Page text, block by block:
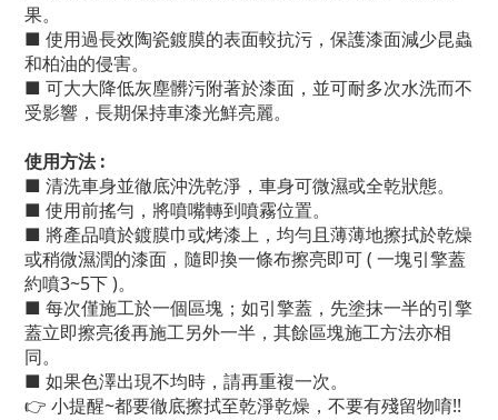
果。
■ 使用過長效陶瓷鍍膜的表面較抗污，保護漆面減少昆蟲
和柏油的侵害。
■ 可大大降低灰塵髒污附著於漆面，並可耐多次水洗而不
受影響，長期保持車漆光鮮亮麗。
使用方法 :
■ 清洗車身並徹底沖洗乾淨，車身可微濕或全乾狀態。
■ 使用前搖勻，將噴嘴轉到噴霧位置。
■ 將產品噴於鍍膜巾或烤漆上，均勻且薄薄地擦拭於乾燥
或稍微濕潤的漆面，隨即換一條布擦亮即可 ( 一塊引擎蓋
約噴3~5下 )。
■ 每次僅施工於一個區塊；如引擎蓋，先塗抹一半的引擎
蓋立即擦亮後再施工另外一半，其餘區塊施工方法亦相
同。
■ 如果色澤出現不均時 ， 請再重複一次。
👉 小提醒~都要徹底擦拭至乾淨乾燥，不要有殘留物唷!!